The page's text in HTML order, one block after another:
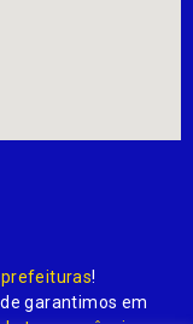
!
garantimos em